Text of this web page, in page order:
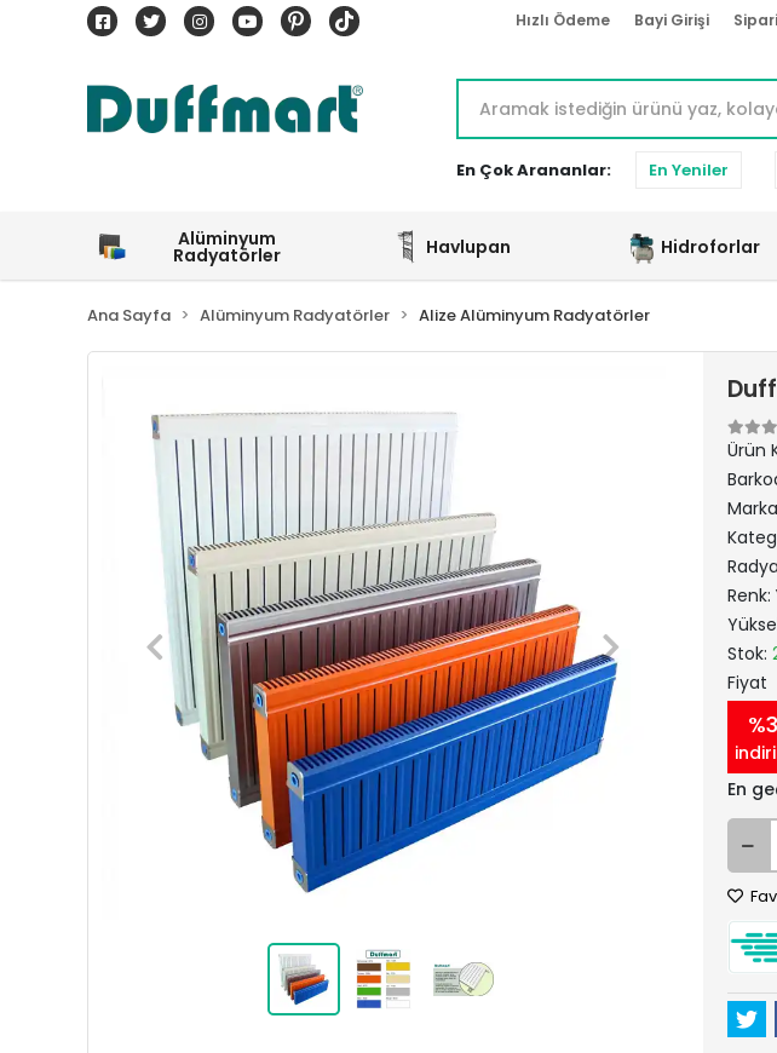
Hızlı Ödeme Bayi Girişi
En Çok Arananlar: En Yeniler
Alüminyum
Radyatörler Havlupan Hidroforlar
Ana Sayfa Alüminyum Radyatörler Alize Alüminyum Radyatörler
Ürün
Renk:
Stok:
Fiyat
%3
En